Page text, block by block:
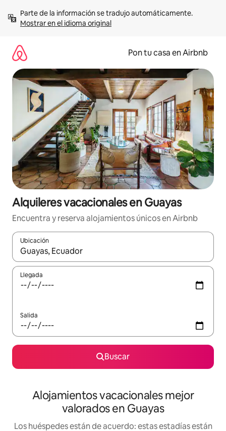
contenidoMostrar en el idioma original
Pon tu casa en Airbnb
Alquileres vacacionales en Guayas
Encuentra y reserva alojamientos únicos en Airbnb
Ubicación
Cuando los resultados estén disponibles, navega con las
Llegada
Salida
Buscar
Alojamientos vacacionales mejor
valorados en Guayas
Los huéspedes están de acuerdo: estas estadías están